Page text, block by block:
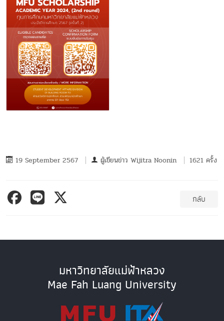
19 September 2567 ผู้เขียนข่าว Wijitra Noonin 1621 ครั้ง
กลับ
มหาวิทยาลัยแม่ฟ้าหลวง
Mae Fah Luang University